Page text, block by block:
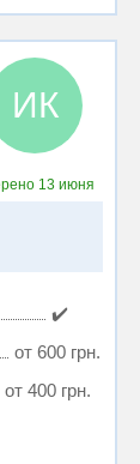
ИК
13 июня
✔️
от 600 грн.
от 400 грн.